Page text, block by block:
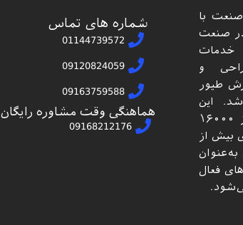
با
در صنعت
خدمات
و
طیور
این
مجموعه با ثبت بیش از ۱۶۰۰۰
بیش از
به‌عنوان
فعال
شماره های تماس
01144739572
09120824059
09163759588
هماهنگی وقت مشاوره رایگان
09168212176